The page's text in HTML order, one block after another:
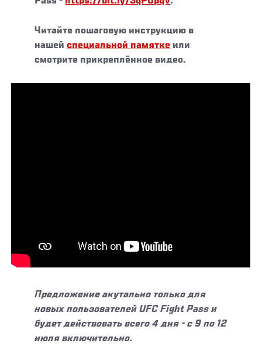
Читайте пошаговую инструкцию в
нашейспециальной памятке или
смотрите прикреплённое видео.
Предложение акутально только для
новых пользователей UFC Fight Pass и
будет действовать всего 4 дня - с 9 по 12
июля включительно.